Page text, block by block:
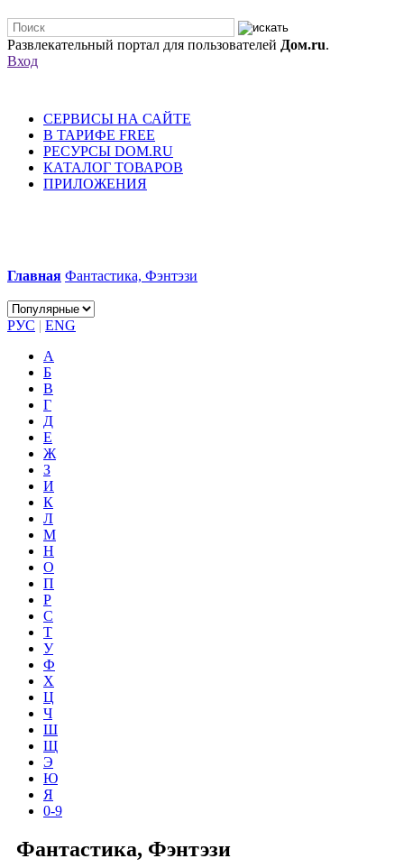
Развлекательный портал для пользователей Дом.ru.
Вход
СЕРВИСЫ НА САЙТЕ
В ТАРИФЕ FREE
РЕСУРСЫ DOM.RU
КАТАЛОГ ТОВАРОВ
ПРИЛОЖЕНИЯ
Главная Фантастика, Фэнтэзи
РУС | ENG
А
Б
В
Г
Д
Е
Ж
З
И
К
Л
М
Н
О
П
Р
С
Т
У
Ф
Х
Ц
Ч
Ш
Щ
Э
Ю
Я
0-9
Фантастика, Фэнтэзи